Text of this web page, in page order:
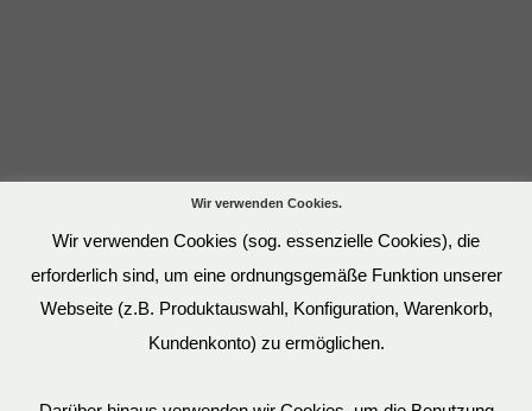
Wir verwenden Cookies.
Wir verwenden Cookies (sog. essenzielle Cookies), die
erforderlich sind, um eine ordnungsgemäße Funktion unserer
Webseite (z.B. Produktauswahl, Konfiguration, Warenkorb,
Kundenkonto) zu ermöglichen.